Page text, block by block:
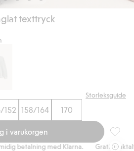
texttryck
Storleksguide
152 158/164 170
i varukorgen
betalning med Klarna.
Gratis